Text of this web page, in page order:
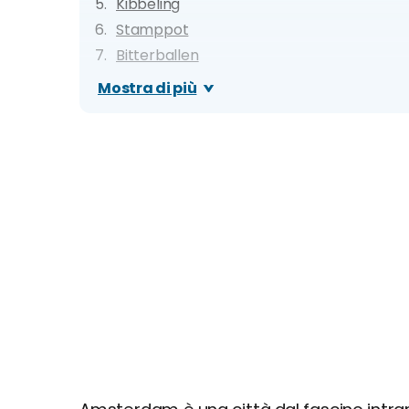
Stamppot
Bitterballen
Pannenkoeken
Mostra di più